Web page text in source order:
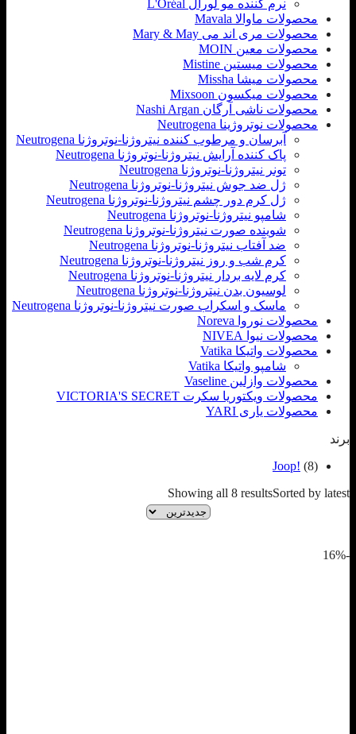
نرم کننده مو لورال L'Oréal
محصولات ماوالا Mavala
محصولات مری اند می Mary & May
محصولات معین MOIN
محصولات میستین Mistine
محصولات میشا Missha
محصولات میکسون Mixsoon
محصولات ناشی آرگان Nashi Argan
محصولات نوتروژینا Neutrogena
آبرسان و مرطوب کننده نیتروژنا-نوتروژنا Neutrogena
پاک کننده آرایش نیتروژنا-نوتروژنا Neutrogena
تونر نیتروژنا-نوتروژنا Neutrogena
ژل ضد جوش نیتروژنا-نوتروژنا Neutrogena
ژل کرم دور چشم نیتروژنا-نوتروژنا Neutrogena
شامپو نیتروژنا-نوتروژنا Neutrogena
شوینده صورت نیتروژنا-نوتروژنا Neutrogena
ضد آفتاب نیتروژنا-نوتروژنا Neutrogena
کرم شب و روز نیتروژنا-نوتروژنا Neutrogena
کرم لایه بردار نیتروژنا-نوتروژنا Neutrogena
لوسیون بدن نیتروژنا-نوتروژنا Neutrogena
ماسک و اسکراب صورت نیتروژنا-نوتروژنا Neutrogena
محصولات نوروا Noreva
محصولات نیوا NIVEA
محصولات واتیکا Vatika
شامپو واتیکا Vatika
محصولات وازلین Vaseline
محصولات ویکتوریا سکرت VICTORIA'S SECRET
محصولات یاری YARI
برند
Joop! (8)
Showing all 8 resultsSorted by latest
-16%